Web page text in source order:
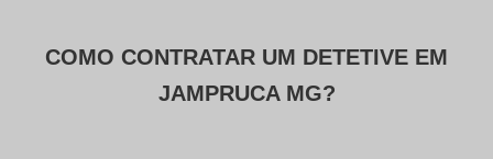
COMO CONTRATAR UM DETETIVE EM
JAMPRUCA MG?